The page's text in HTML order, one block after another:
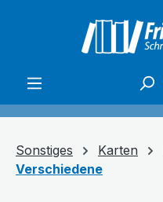
Sonstiges Karten
Verschiedene